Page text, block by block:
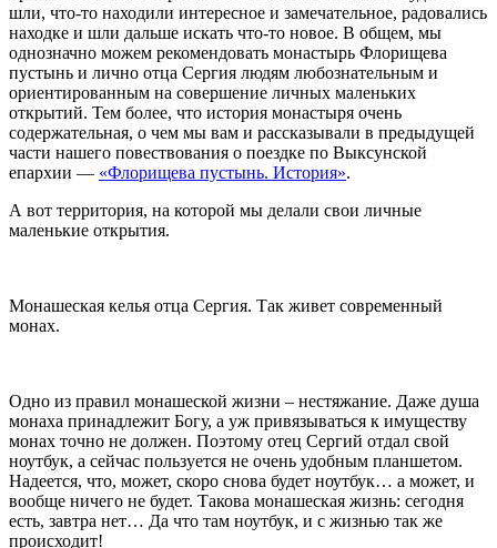
шли, что-то находили интересное и замечательное, радовались
находке и шли дальше искать что-то новое. В общем, мы
однозначно можем рекомендовать монастырь Флорищева
пустынь и лично отца Сергия людям любознательным и
ориентированным на совершение личных маленьких
открытий. Тем более, что история монастыря очень
содержательная, о чем мы вам и рассказывали в предыдущей
части нашего повествования о поездке по Выксунской
епархии — «Флорищева пустынь. История».
А вот территория, на которой мы делали свои личные
маленькие открытия.
Монашеская келья отца Сергия. Так живет современный
монах.
Одно из правил монашеской жизни – нестяжание. Даже душа
монаха принадлежит Богу, а уж привязываться к имуществу
монах точно не должен. Поэтому отец Сергий отдал свой
ноутбук, а сейчас пользуется не очень удобным планшетом.
Надеется, что, может, скоро снова будет ноутбук… а может, и
вообще ничего не будет. Такова монашеская жизнь: сегодня
есть, завтра нет… Да что там ноутбук, и с жизнью так же
происходит!